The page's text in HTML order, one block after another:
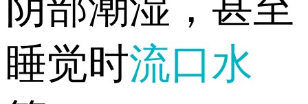
睡觉时流口水